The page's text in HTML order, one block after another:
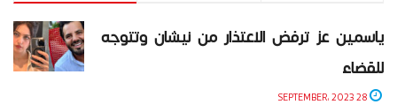
ياسمين عز ترفض الاعتذار من نيشان وتتوجه
للقضاء